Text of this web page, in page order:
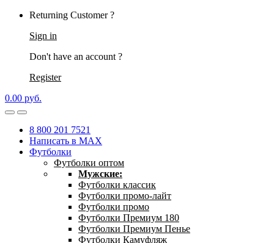
Returning Customer ?
Sign in
Don't have an account ?
Register
0.00 руб.
8 800 201 7521
Написать в MAX
Футболки
Футболки оптом
Мужские:
Футболки классик
Футболки промо-лайт
Футболки промо
Футболки Премиум 180
Футболки Премиум Пенье
Футболки Камуфляж